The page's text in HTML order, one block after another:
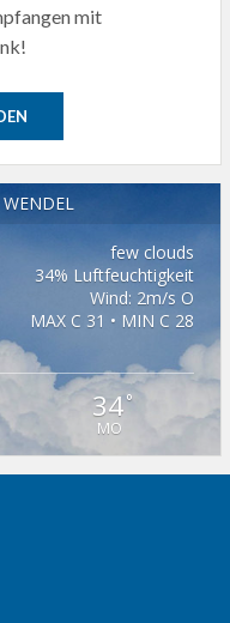
mit
few clouds
34% Luftfeuchtigkeit
Wind: 2m/s O
MAX C 31 • MIN C 28
34°
MO